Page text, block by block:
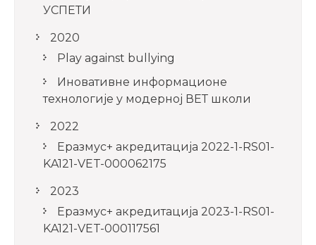
УСПЕТИ
2020
Play against bullying
Иновативне информационе
технологије у модерној ВЕТ школи
2022
Еразмус+ акредитација 2022-1-RS01-
KA121-VET-000062175
2023
Еразмус+ акредитација 2023-1-RS01-
KA121-VET-000117561